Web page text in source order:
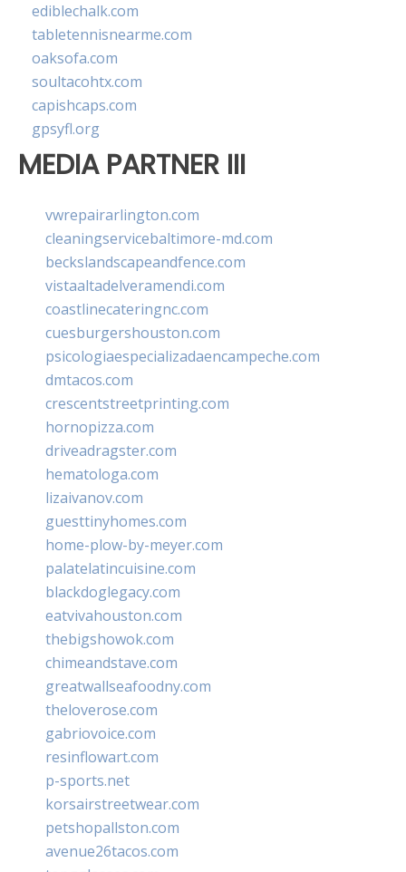
ediblechalk.com
tabletennisnearme.com
oaksofa.com
soultacohtx.com
capishcaps.com
gpsyfl.org
MEDIA PARTNER III
vwrepairarlington.com
cleaningservicebaltimore-md.com
beckslandscapeandfence.com
vistaaltadelveramendi.com
coastlinecateringnc.com
cuesburgershouston.com
psicologiaespecializadaencampeche.com
dmtacos.com
crescentstreetprinting.com
hornopizza.com
driveadragster.com
hematologa.com
lizaivanov.com
guesttinyhomes.com
home-plow-by-meyer.com
palatelatincuisine.com
blackdoglegacy.com
eatvivahouston.com
thebigshowok.com
chimeandstave.com
greatwallseafoodny.com
theloverose.com
gabriovoice.com
resinflowart.com
p-sports.net
korsairstreetwear.com
petshopallston.com
avenue26tacos.com